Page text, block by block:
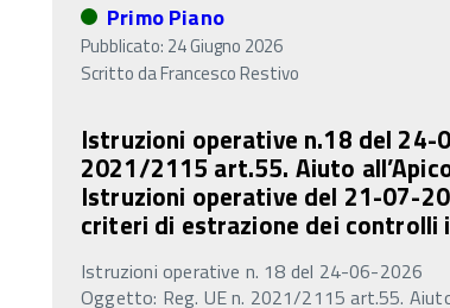
Primo Piano
Pubblicato: 24 Giugno 2026
Scritto daFrancesco Restivo
Istruzioni operative n.18 del 24-
2021/2115 art.55. Aiuto
Istruzioni operative del 21-07-
criteri di estrazione dei controlli
Istruzioni operative n. 18 del 24-06-2026
Oggetto: Reg. UE n. 2021/2115 art.55.